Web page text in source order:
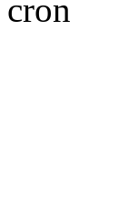
quelle